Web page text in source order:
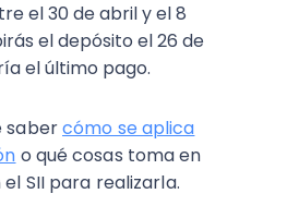
el 30 de abril y el 8
el depósito el 26 de
el último pago.
sabercómo se aplica
o qué cosas toma en
SII para realizarla.